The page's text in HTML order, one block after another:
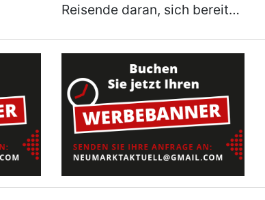
Reisende daran, sich bereits
zu informieren. Wer
Souvenirs, Einkäufe,
Genussmittel (z.B…(mehr)